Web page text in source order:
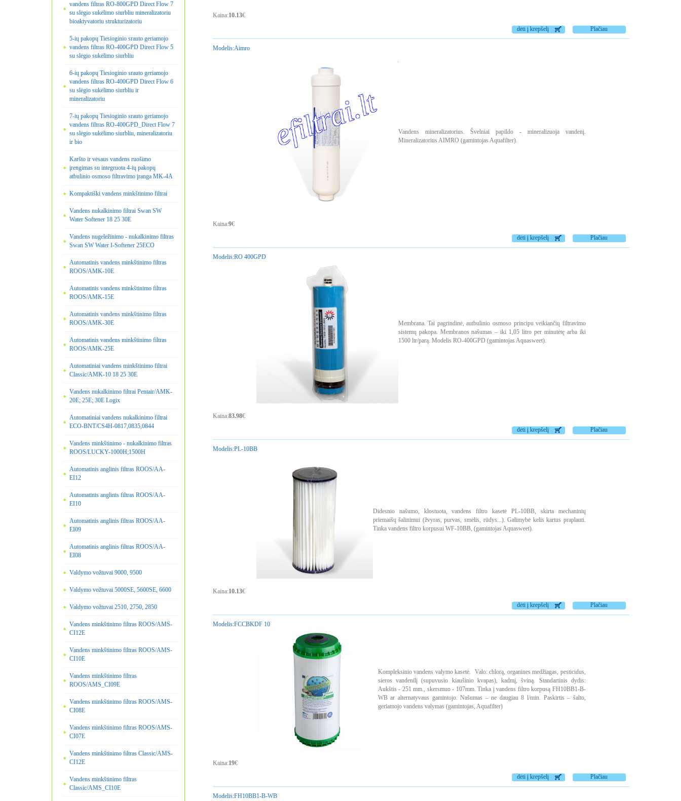
vandens filtras RO-800GPD Direct Flow 7
su slėgio sukėlimo siurbliu mineralizatoriu
bioaktyvatoriu strukturizatoriu
5-ių pakopų Tiesioginio srauto geriamojo
vandens filtras RO-400GPD Direct Flow 5
su slėgio sukėlimo siurbliu
6-ių pakopų Tiesioginio srauto geriamojo
vandens filtras RO-400GPD Direct Flow 6
su slėgio sukėlimo siurbliu ir
mineralizatoriu
7-ių pakopų Tiesioginio srauto geriamojo
vandens filtras RO-400GPD_Direct Flow 7
su slėgio sukėlimo siurbliu, mineralizatoriu
ir bio
Karšto ir vėsaus vandens ruošimo
įrengimas su integruota 4-ių pakopų
atbulinio osmoso filtravimo įranga MK-4A
Kompaktiški vandens minkštinimo filtrai
Vandens nukalkinimo filtrai Swan SW
Water Softener 18 25 30E
Vandens nugeležinimo - nukalkinimo filtras
Swan SW Water I-Softener 25ECO
Automatinis vandens minkštinimo filtras
ROOS/AMK-10E
Automatinis vandens minkštinimo filtras
ROOS/AMK-15E
Automatinis vandens minkštinimo filtras
ROOS/AMK-30E
Automatinis vandens minkštinimo filtras
ROOS/AMK-25E
Automatiniai vandens minkštinimo filtrai
Classic/AMK-10 18 25 30E
Vandens nukalkinimo filtrai Pentair/AMK-
20E; 25E; 30E Logix
Automatiniai vandens nukalkinimo filtrai
ECO-BNT/CS4H-0817,0835,0844
Vandens minkštinimo - nukalkinimo filtras
ROOS/LUCKY-1000H;1500H
Automatinis anglinis filtras ROOS/AA-
EI12
Automatinis anglinis filtras ROOS/AA-
EI10
Automatinis anglinis filtras ROOS/AA-
EI09
Automatinis anglinis filtras ROOS/AA-
EI08
Valdymo vožtuvai 9000, 9500
Valdymo vožtuvai 5000SE, 5600SE, 6600
Valdymo vožtuvai 2510, 2750, 2850
Vandens minkštinimo filtras ROOS/AMS-
CI12E
Vandens minkštinimo filtras ROOS/AMS-
CI10E
Vandens minkštinimo filtras
ROOS/AMS_CI09E
Vandens minkštinimo filtras ROOS/AMS-
CI08E
Vandens minkštinimo filtras ROOS/AMS-
CI07E
Vandens minkštinimo filtras Classic/AMS-
CI12E
Vandens minkštinimo filtras
Classic/AMS_CI10E
Kaina:10.13€
Plačiau
dėti į krepšelį
Modelis:Aimro
Vandens mineralizatorius. Švelniai papildo - mineralizuoja vandenį.
Mineralizatorius AIMRO (gamintojas Aquafilter).
Kaina:9€
Plačiau
dėti į krepšelį
Modelis:RO 400GPD
Membrana. Tai pagrindinė, autbulinio osmoso principu veikiančių filtravimo
sistemų pakopa. Membranos našumas – iki 1,05 litro per minutėtę arba iki
1500 ltr/parą. Modelis RO-400GPD (gamintojas Aquasweet).
Kaina:83.98€
Plačiau
dėti į krepšelį
Modelis:PL-10BB
Didesnio našumo, klostuota, vandens filtro kasetė PL-10BB, skirta mechaninių
priemaišų šalinimui (žvyras, purvas, smėlis, rūdys...). Galimybė kelis kartus praplauti.
Tinka vandens filtro korpusui WF-10BB, (gamintojas Aquasweet).
Kaina:10.13€
Plačiau
dėti į krepšelį
Modelis:FCCBKDF 10
Kompleksinio vandens valymo kasetė. Valo: chlorą, organines medžiagas, pesticidus,
sieros vandenilį (supuvusio kiaušinio kvapas), kadmį, šviną. Standartinis dydis:
Aukštis - 251 mm., skersmuo - 107mm. Tinka į vandens filtro korpusą FH10BB1-B-
WB ar alternatyvaus gamintojo. Našumas – ne daugiau 8 l/min. Paskirtis – šalto,
geriamojo vandens valymas (gamintojas, Aquafilter)
Kaina:19€
Plačiau
dėti į krepšelį
Modelis:FH10BB1-B-WB